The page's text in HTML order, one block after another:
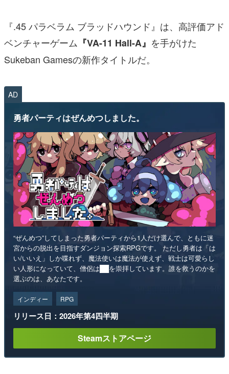
『.45 パラベラム ブラッドハウンド』は、高評価アド
ベンチャーゲーム 『VA-11 Hall-A』 を手がけた
Sukeban Gamesの新作タイトルだ。
AD
勇者パーティはぜんめつしました。
“ぜんめつ”してしまった勇者パーティから1人だけ選んで、ともに迷
宮からの脱出を目指すダンジョン探索RPGです。 ただし勇者は「は
い/いいえ」しか喋れず、魔法使いは魔法が使えず、戦士は可愛らし
い人形になっていて、僧侶は██を崇拝しています。誰を救うのかを
選ぶのは、あなたです。
インディー RPG
リリース日：2026年第4四半期
Steamストアページ